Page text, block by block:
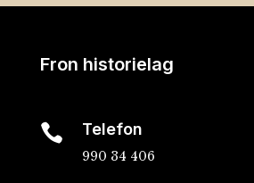
Fron historielag
 Telefon
990 34 406